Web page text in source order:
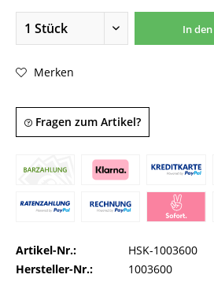
In den
Merken
Fragen zum Artikel?
Artikel-Nr.:
HSK-1003600
Hersteller-Nr.:
1003600